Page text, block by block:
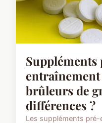
Suppléments
brûleurs de
différences ?
Les suppléments